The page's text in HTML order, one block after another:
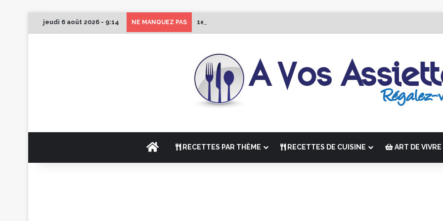
jeudi 6 août 2026 - 9:14 NE MANQUEZ PAS 1er Édition de “La Semaine des Chefs” du 19 au 24 octobre 2026
ACCUEILRECETTES PAR THÈME RECETTES DE CUISINE ART DE VIVRE